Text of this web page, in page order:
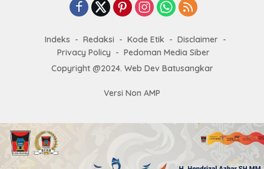
Indeks Redaksi Kode Etik
Disclaimer
Privacy Policy
Pedoman Media Siber
Copyright @2024. Web Dev Batusangkar
Versi Non AMP